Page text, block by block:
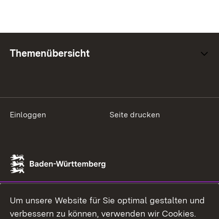
Themenübersicht
Einloggen Seite drucken
Um unsere Website für Sie optimal gestalten und
verbessern zu können, verwenden wir Cookies.